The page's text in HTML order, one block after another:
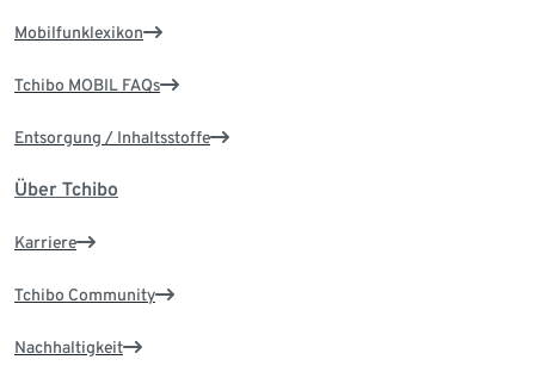
Mobilfunklexikon
Tchibo MOBIL FAQs
Entsorgung / Inhaltsstoffe
Über Tchibo
Karriere
Tchibo Community
Nachhaltigkeit